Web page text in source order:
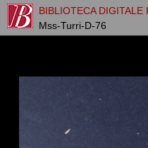
BIBLIOTECA DIGITALE
Mss-Turri-D-76